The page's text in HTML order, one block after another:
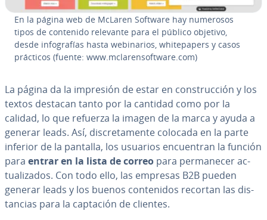
En la página web de McLaren Software hay numerosos
tipos de contenido relevante para el público objetivo,
desde in­fo­gra­fías hasta we­bi­na­rios, whi­te­pa­pe­rs y casos
prácticos (fuente: www.mcla­re­n­so­f­t­wa­re.com)
La página da la impresión de estar en co­n­s­tru­c­ción y los
textos destacan tanto por la cantidad como por la
calidad, lo que refuerza la imagen de la marca y ayuda a
generar leads. Así, di­s­cre­ta­me­n­te colocada en la parte
inferior de la pantalla, los usuarios en­cue­n­tran la función
para entrar en la lista de correo para pe­r­ma­ne­cer ac­
tua­li­za­dos. Con todo ello, las empresas B2B pueden
generar leads y los buenos co­n­te­ni­dos recortan las di­s­
ta­n­cias para la captación de clientes.